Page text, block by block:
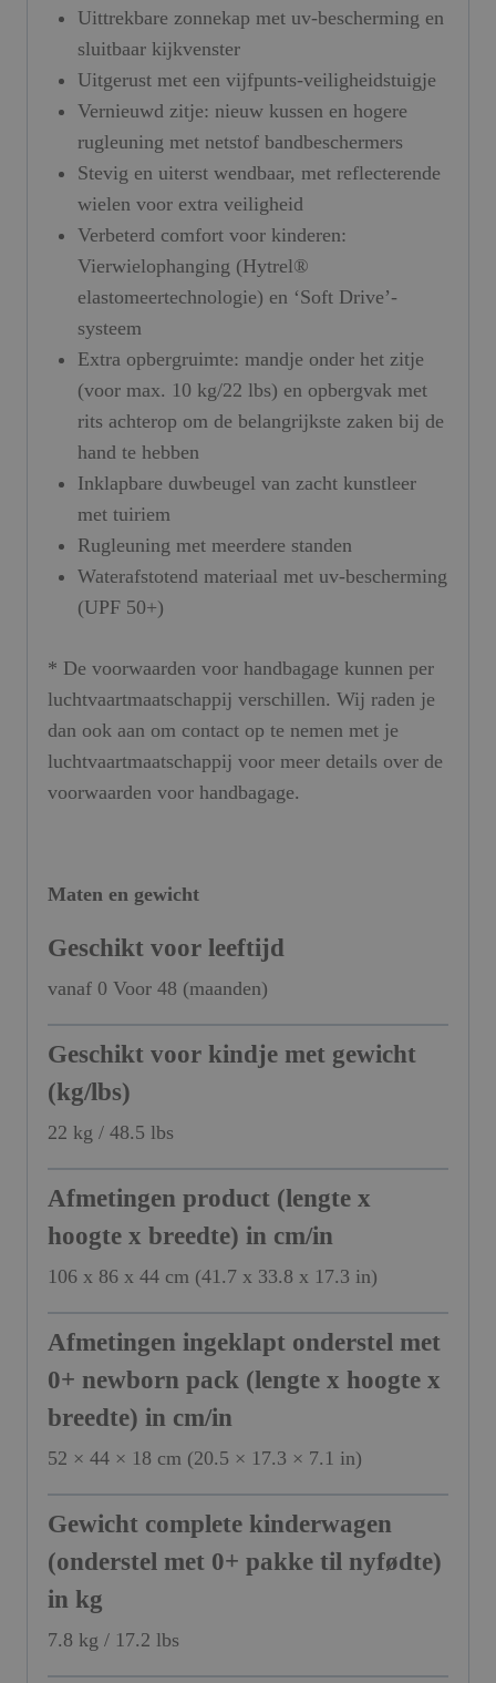
Uittrekbare zonnekap met uv-bescherming en
sluitbaar kijkvenster
Uitgerust met een vijfpunts-veiligheidstuigje
Vernieuwd zitje: nieuw kussen en hogere
rugleuning met netstof bandbeschermers
Stevig en uiterst wendbaar, met reflecterende
wielen voor extra veiligheid
Verbeterd comfort voor kinderen:
Vierwielophanging (Hytrel®
elastomeertechnologie) en ‘Soft Drive’-
systeem
Extra opbergruimte: mandje onder het zitje
(voor max. 10 kg/22 lbs) en opbergvak met
rits achterop om de belangrijkste zaken bij de
hand te hebben
Inklapbare duwbeugel van zacht kunstleer
met tuiriem
Rugleuning met meerdere standen
Waterafstotend materiaal met uv-bescherming
(UPF 50+)
* De voorwaarden voor handbagage kunnen per
luchtvaartmaatschappij verschillen. Wij raden je
dan ook aan om contact op te nemen met je
luchtvaartmaatschappij voor meer details over de
voorwaarden voor handbagage.
Maten en gewicht
Geschikt voor leeftijd
vanaf 0 Voor 48 (maanden)
Geschikt voor kindje met gewicht
(kg/lbs)
22 kg / 48.5 lbs
Afmetingen product (lengte x
hoogte x breedte) in cm/in
106 x 86 x 44 cm (41.7 x 33.8 x 17.3 in)
Afmetingen ingeklapt onderstel met
0+ newborn pack (lengte x hoogte x
breedte) in cm/in
52 × 44 × 18 cm (20.5 × 17.3 × 7.1 in)
Gewicht complete kinderwagen
(onderstel met 0+ pakke til nyfødte)
in kg
7.8 kg / 17.2 lbs